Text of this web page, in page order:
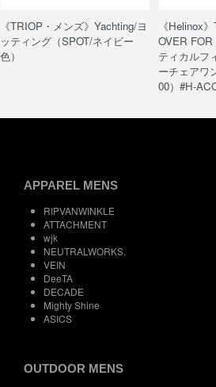
《TRIOP・メンズ》Yachting/ヨ
ッティング（SPOT/ネイビー
色）
《Helinox
OVER
ティカルフ
ーチェアワ
00）#H-
APPAREL MENS
RIPVANWINKLE
ATTACHMENT
wjk
NEUTRALWORKS.
VEIN
DeeTA
DECADE
Mighty Shine
ASICS
OUTDOOR MENS